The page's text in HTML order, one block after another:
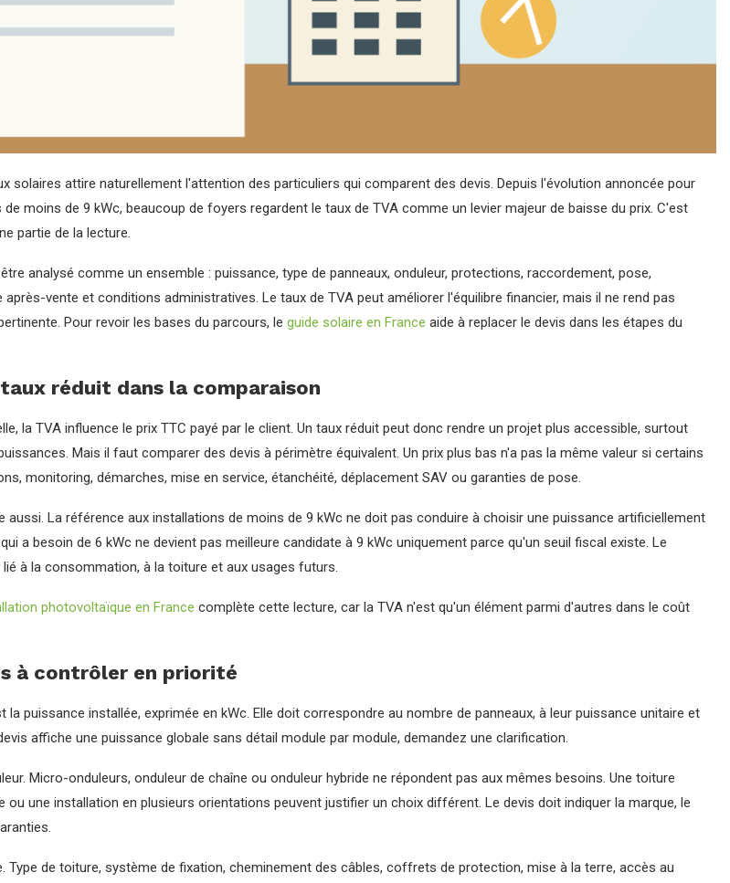
solaires attire naturellement l'attention des particuliers qui comparent des devis. Depuis l'évolution annoncée pour
moins de 9 kWc, beaucoup de foyers regardent le taux de TVA comme un levier majeur de baisse du prix. C'est
partie de la lecture.
analysé comme un ensemble : puissance, type de panneaux, onduleur, protections, raccordement, pose,
vente et conditions administratives. Le taux de TVA peut améliorer l'équilibre financier, mais il ne rend pas
Pour revoir les bases du parcours, le guide solaire en France aide à replacer le devis dans les étapes du
réduit dans la comparaison
la TVA influence le prix TTC payé par le client. Un taux réduit peut donc rendre un projet plus accessible, surtout
Mais il faut comparer des devis à périmètre équivalent. Un prix plus bas n'a pas la même valeur si certains
monitoring, démarches, mise en service, étanchéité, déplacement SAV ou garanties de pose.
aussi. La référence aux installations de moins de 9 kWc ne doit pas conduire à choisir une puissance artificiellement
a besoin de 6 kWc ne devient pas meilleure candidate à 9 kWc uniquement parce qu'un seuil fiscal existe. Le
à la consommation, à la toiture et aux usages futurs.
photovoltaïque en France complète cette lecture, car la TVA n'est qu'un élément parmi d'autres dans le coût
à contrôler en priorité
la puissance installée, exprimée en kWc. Elle doit correspondre au nombre de panneaux, à leur puissance unitaire et
affiche une puissance globale sans détail module par module, demandez une clarification.
Micro-onduleurs, onduleur de chaîne ou onduleur hybride ne répondent pas aux mêmes besoins. Une toiture
ou une installation en plusieurs orientations peuvent justifier un choix différent. Le devis doit indiquer la marque, le
Type de toiture, système de fixation, cheminement des câbles, coffrets de protection, mise à la terre, accès au